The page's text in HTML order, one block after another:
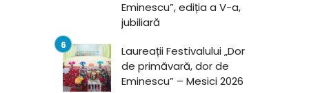
Eminescu”, ediția a V-a,
jubiliară
Laureații Festivalului „Dor
de primăvară, dor de
Eminescu” – Mesici 2026